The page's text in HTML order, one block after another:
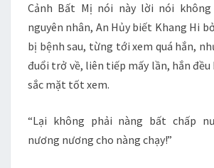
Cảnh Bất Mị nói này lời nói
nguyên nhân, An Hủy biết Khang Hi
bị bệnh sau, từng tới xem quá hắn,
đuổi trở về, liên tiếp mấy lần, hắn đều
sắc mặt tốt xem.
“Lại không phải nàng bất chấp
nương nương cho nàng chạy!”